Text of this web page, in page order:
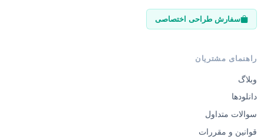
سفارش طراحی اختصاصی
راهنمای مشتریان
وبلاگ
دانلودها
سوالات متداول
قوانین و مقررات